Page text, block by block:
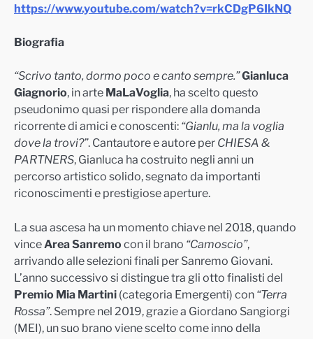
https://www.youtube.com/watch?v=rkCDgP6IkNQ
Biografia
“Scrivo tanto, dormo poco e canto sempre.”Gianluca
Giagnorio, in arte MaLaVoglia, ha scelto questo
pseudonimo quasi per rispondere alla domanda
ricorrente di amici e conoscenti: “Gianlu, ma la voglia
dove la trovi?”. Cantautore e autore per CHIESA &
PARTNERS, Gianluca ha costruito negli anni un
percorso artistico solido, segnato da importanti
riconoscimenti e prestigiose aperture.
La sua ascesa ha un momento chiave nel 2018, quando
vince Area Sanremo con il brano “Camoscio”,
arrivando alle selezioni finali per Sanremo Giovani.
L’anno successivo si distingue tra gli otto finalisti del
Premio Mia Martini (categoria Emergenti) con “Terra
Rossa”. Sempre nel 2019, grazie a Giordano Sangiorgi
(MEI), un suo brano viene scelto come inno della